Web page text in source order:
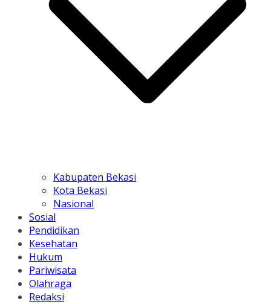
Kabupaten Bekasi
Kota Bekasi
Nasional
Sosial
Pendidikan
Kesehatan
Hukum
Pariwisata
Olahraga
Redaksi